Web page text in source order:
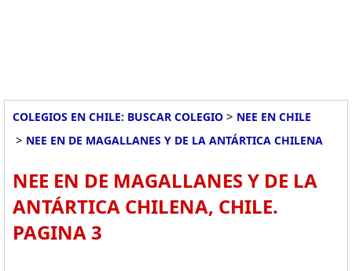
COLEGIOS EN CHILE: BUSCAR COLEGIO > NEE EN CHILE
> NEE EN DE MAGALLANES Y DE LA ANTÁRTICA CHILENA
NEE EN DE MAGALLANES Y DE LA
ANTÁRTICA CHILENA, CHILE.
PAGINA 3